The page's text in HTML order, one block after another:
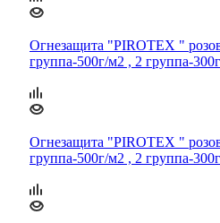
Огнезащита "PIROTEX "
группа-500г/м2 , 2 группа-
Огнезащита "PIROTEX "
группа-500г/м2 , 2 группа-